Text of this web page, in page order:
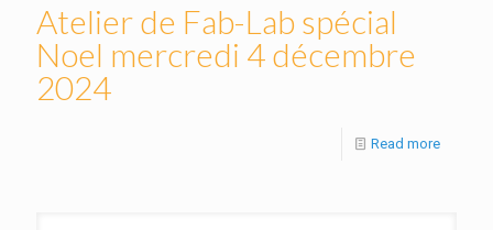
Atelier de Fab-Lab spécial
Noel mercredi 4 décembre
2024
Read more